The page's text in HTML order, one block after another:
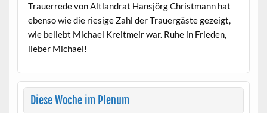
Trauerrede von Alt­landrat Han­sjörg Christ­mann hat
eben­so wie die riesige Zahl der Trauergäste gezeigt,
wie beliebt Michael Kre­it­meir war. Ruhe in Frieden,
lieber Michael!
Diese Woche im Plenum